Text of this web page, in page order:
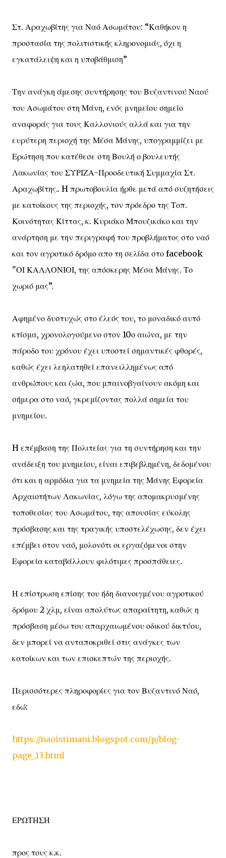
Στ. Αραχωβίτης για Ναό Ασωμάτου: “Καθήκον η
προστασία της πολιτιστικής κληρονομιάς, όχι η
εγκατάλειψη και η υποβάθμιση”
Την ανάγκη άμεσης συντήρησης του Βυζαντινού Ναού
του Ασωμάτου στη Μάνη, ενός μνημείου σημείο
αναφοράς για τους Καλλονιούς αλλά και για την
ευρύτερη περιοχή της Μέσα Μάνης, υπογραμμίζει με
Ερώτηση που κατέθεσε στη Βουλή ο βουλευτής
Λακωνίας του ΣΥΡΙΖΑ-Προοδευτική Συμμαχία Στ.
Αραχωβίτης.. H πρωτοβουλία ήρθε μετά από συζητήσεις
με κατοίκους της περιοχής, τον πρόεδρο της Τοπ.
Κοινότητας Κίττας, κ. Κυριάκο Μπουζικάκο και την
ανάρτηση με την περιγραφή του προβλήματος στο ναό
και τον αγροτικό δρόμο απο τη σελίδα στο facebook
"ΟΙ ΚΑΛΛΟΝΙΟΙ, της απόσκερης Μέσα Μάνης. Το
χωριό μας”.
Αφημένο δυστυχώς στο έλεός του, το μοναδικό αυτό
κτίσμα, χρονολογούμενο στον 10ο αιώνα, με την
πάροδο του χρόνου έχει υποστεί σημαντικές φθορές,
καθώς έχει λεηλατηθεί επανειλλημένως από
ανθρώπους και ζώα, που μπαινοβγαίνουν ακόμη και
σήμερα στο ναό, γκρεμίζοντας πολλά σημεία του
μνημείου.
H επέμβαση της Πολιτείας για τη συντήρηση και την
ανάδειξη του μνημείου, είναι επιβεβλημένη, δεδομένου
ότι και η αρμόδια για τα μνημεία της Μάνης Εφορεία
Αρχαιοτήτων Λακωνίας, λόγω της απομακρυσμένης
τοποθεσίας του Ασωμάτου, της απουσίας εύκολης
πρόσβασης και της τραγικής υποστελέχωσης, δεν έχει
επέμβει στον ναό, μολονότι οι εργαζόμενοι στην
Εφορεία καταβάλλουν φιλότιμες προσπάθειες.
Η επίστρωση επίσης του ήδη διανοιγμένου αγροτικού
δρόμου 2 χλμ, είναι απολύτως απαραίτητη, καθώς η
πρόσβαση μέσω του απαρχαιωμένου οδικού δικτύου,
δεν μπορεί να ανταποκριθεί στις ανάγκες των
κατοίκων και των επισκεπτών της περιοχής.
Περισσότερες πληροφορίες για τον Βυζαντινό Ναό,
εδώ:
https://naoistimani.blogspot.com/p/blog-
page_13.html
ΕΡΩΤΗΣΗ
προς τους κ.κ.